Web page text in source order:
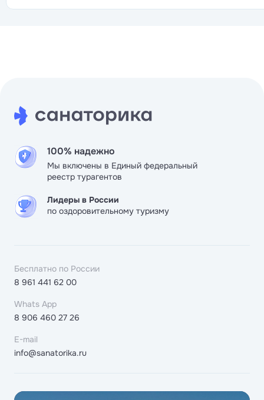
100% надежно
Мы включены в Единый федеральный
реестр турагентов
Лидеры в России
по оздоровительному туризму
Бесплатно по России
8 961 441 62 00
Whats App
8 906 460 27 26
E-mail
info@sanatorika.ru